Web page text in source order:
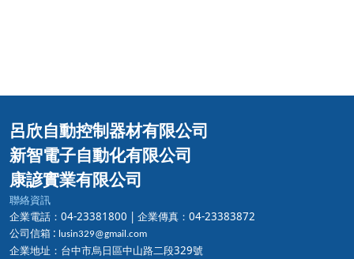
呂欣自動控制器材有限公司
新智電子自動化有限公司
康諺實業有限公司
聯絡資訊
企業電話：04-23381800 | 企業傳真：04-23383872
公司信箱 : lusin329@gmail.com
企業地址：台中市烏日區中山路二段329號